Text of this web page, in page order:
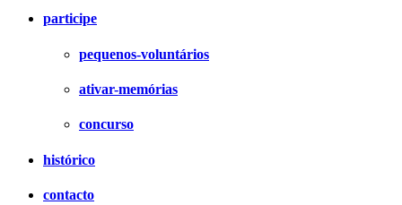
participe
pequenos-voluntários
ativar-memórias
concurso
histórico
contacto